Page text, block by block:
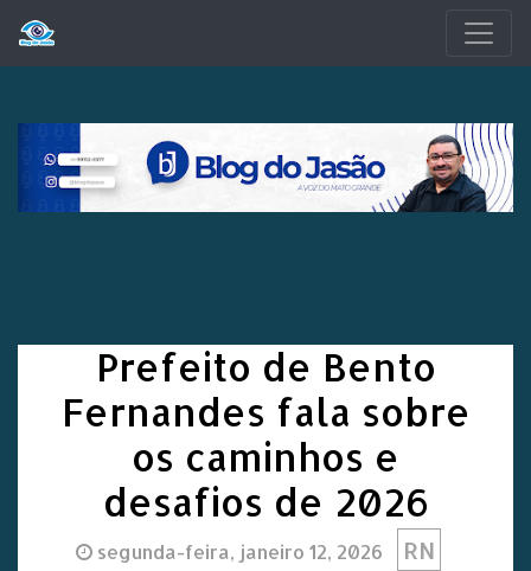
Prefeito de Bento
Fernandes fala sobre
os caminhos e
desafios de 2026
segunda-feira, janeiro 12, 2026 RN